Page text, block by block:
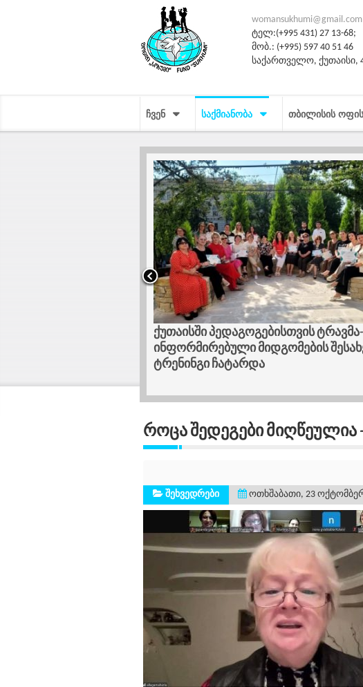
womansukhumi@gmail.com
ტელ:(+995 431) 27 13-68;
მობ.: (+995) 597 40 51 46
საქართველო, ქუთაისი,
ᲩᲕᲔᲜ ᲡᲐᲥᲛᲘᲐᲜᲝᲑᲐ ᲗᲑᲘᲚᲘᲡᲘᲡ
ქუთაისში პედაგოგებისთვის ტრავმა-
ინფორმირებული მიდგომების
ტრენინგი ჩატარდა
Როცა Შედეგები
შეხვედრები ოთხშაბათი, 23